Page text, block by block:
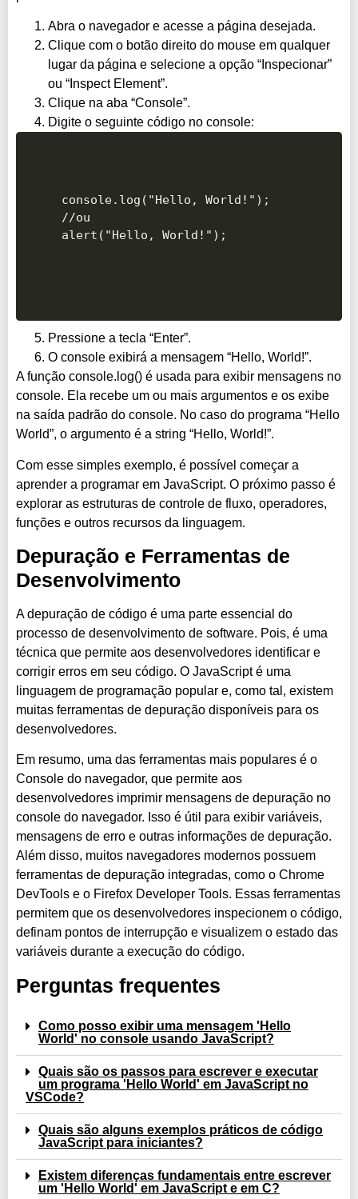
Abra o navegador e acesse a página desejada.
Clique com o botão direito do mouse em qualquer
lugar da página e selecione a opção “Inspecionar”
ou “Inspect Element”.
Clique na aba “Console”.
Digite o seguinte código no console:
console.log("Hello, World!");
//ou
alert("Hello, World!");
Pressione a tecla “Enter”.
O console exibirá a mensagem “Hello, World!”.
A função console.log() é usada para exibir mensagens no
console. Ela recebe um ou mais argumentos e os exibe
na saída padrão do console. No caso do programa “Hello
World”, o argumento é a string “Hello, World!”.
Com esse simples exemplo, é possível começar a
aprender a programar em JavaScript. O próximo passo é
explorar as estruturas de controle de fluxo, operadores,
funções e outros recursos da linguagem.
Depuração e Ferramentas de
Desenvolvimento
A depuração de código é uma parte essencial do
processo de desenvolvimento de software. Pois, é uma
técnica que permite aos desenvolvedores identificar e
corrigir erros em seu código. O JavaScript é uma
linguagem de programação popular e, como tal, existem
muitas ferramentas de depuração disponíveis para os
desenvolvedores.
Em resumo, uma das ferramentas mais populares é o
Console do navegador, que permite aos
desenvolvedores imprimir mensagens de depuração no
console do navegador. Isso é útil para exibir variáveis,
mensagens de erro e outras informações de depuração.
Além disso, muitos navegadores modernos possuem
ferramentas de depuração integradas, como o Chrome
DevTools e o Firefox Developer Tools. Essas ferramentas
permitem que os desenvolvedores inspecionem o código,
definam pontos de interrupção e visualizem o estado das
variáveis durante a execução do código.
Perguntas frequentes
Como posso exibir uma mensagem 'Hello
World' no console usando JavaScript?
Quais são os passos para escrever e executar
um programa 'Hello World' em JavaScript no
VSCode?
Quais são alguns exemplos práticos de código
JavaScript para iniciantes?
Existem diferenças fundamentais entre escrever
um 'Hello World' em JavaScript e em C?